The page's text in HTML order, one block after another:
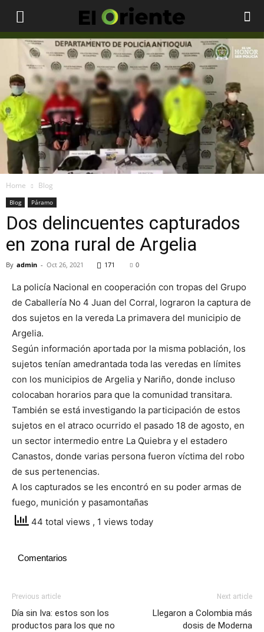
Home Blog
Blog Páramo
Dos delincuentes capturados
en zona rural de Argelia
By admin - Oct 26, 2021 171 0
La policía Nacional en cooperación con tropas del Grupo
de Caballería No 4 Juan del Corral, lograron la captura de
dos sujetos en la vereda La primavera del municipio de
Argelia.
Según información aportada por la misma población, los
sujetos tenían amedrantada toda las veredas en límites
con los municipios de Argelia y Nariño, donde incluso
colocaban horarios para que la comunidad transitara.
También se está investigando la participación de estos
sujetos en el atraco ocurrido el pasado 18 de agosto, en
un sector intermedio entre La Quiebra y el estadero
Canastos, donde varias persona fueron víctima del robo
de sus pertenencias.
A los capturados se les encontró en su poder armas de
fuego, munición y pasamontañas
44 total views , 1 views today
Comentarios
Previous article
Día sin Iva: estos son los
productos para los que no
Next article
Llegaron a Colombia más
dosis de Moderna